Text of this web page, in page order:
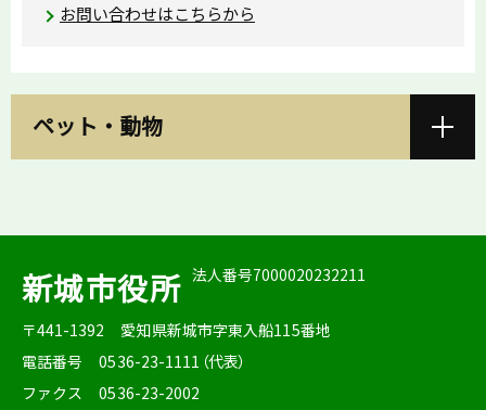
お問い合わせはこちらから
ペット・動物
新城市役所 法人番号7000020232211
〒441-1392
愛知県新城市字東入船115番地
電話番号
0536-23-1111（代表）
ファクス
0536-23-2002